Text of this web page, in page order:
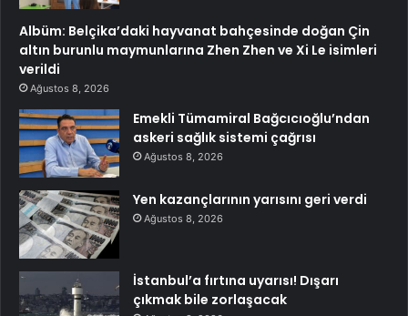
Albüm: Belçika’daki hayvanat bahçesinde doğan Çin
altın burunlu maymunlarına Zhen Zhen ve Xi Le isimleri
verildi
Ağustos 8, 2026
Emekli Tümamiral Bağcıcıoğlu’ndan
askeri sağlık sistemi çağrısı
Ağustos 8, 2026
Yen kazançlarının yarısını geri verdi
Ağustos 8, 2026
İstanbul’a fırtına uyarısı! Dışarı
çıkmak bile zorlaşacak